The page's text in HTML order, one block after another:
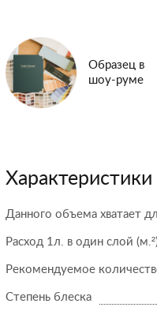
Образец в
шоу-руме
Данного объема хватает
Расход 1л. в один слой
Рекомендуемое
Степень блеска